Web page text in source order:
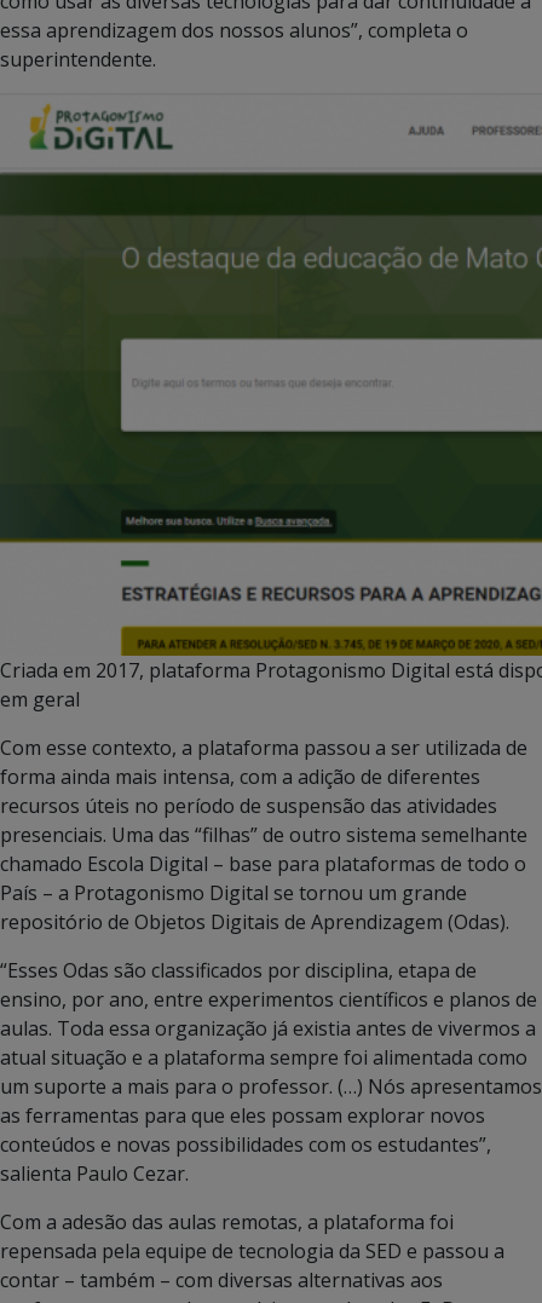
essa aprendizagem dos nossos alunos”, completa o
superintendente.
Criada em 2017, plataforma Protagonismo Digital está
em geral
Com esse contexto, a plataforma passou a ser utilizada de
forma ainda mais intensa, com a adição de diferentes
recursos úteis no período de suspensão das atividades
presenciais. Uma das “filhas” de outro sistema semelhante
chamado Escola Digital – base para plataformas de todo o
País – a Protagonismo Digital se tornou um grande
repositório de Objetos Digitais de Aprendizagem (Odas).
“Esses Odas são classificados por disciplina, etapa de
ensino, por ano, entre experimentos científicos e planos de
aulas. Toda essa organização já existia antes de vivermos a
atual situação e a plataforma sempre foi alimentada como
um suporte a mais para o professor. (…) Nós apresentamos
as ferramentas para que eles possam explorar novos
conteúdos e novas possibilidades com os estudantes”,
salienta Paulo Cezar.
Com a adesão das aulas remotas, a plataforma foi
repensada pela equipe de tecnologia da SED e passou a
contar – também – com diversas alternativas aos